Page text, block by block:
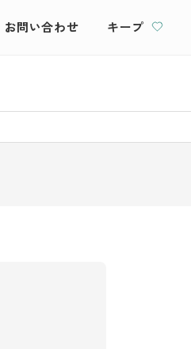
お問い合わせ キープ